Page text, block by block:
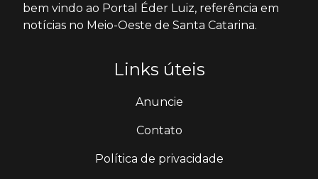
bem vindo ao Portal Éder Luiz, referência em
notícias no Meio-Oeste de Santa Catarina.
Links úteis
Anuncie
Contato
Política de privacidade